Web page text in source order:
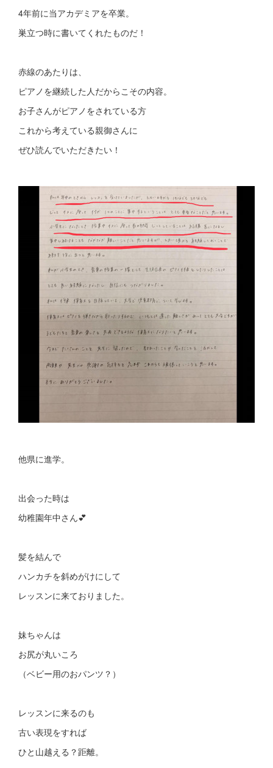
4年前に当アカデミアを卒業。
巣立つ時に書いてくれたものだ！
赤線のあたりは、
ピアノを継続した人だからこその内容。
お子さんがピアノをされている方
これから考えている親御さんに
ぜひ読んでいただきたい！
他県に進学。
出会った時は
幼稚園年中さん💕
髪を結んで
ハンカチを斜めがけにして
レッスンに来ておりました。
妹ちゃんは
お尻が丸いころ
（ベビー用のおパンツ？）
レッスンに来るのも
古い表現をすれば
ひと山越える？距離。